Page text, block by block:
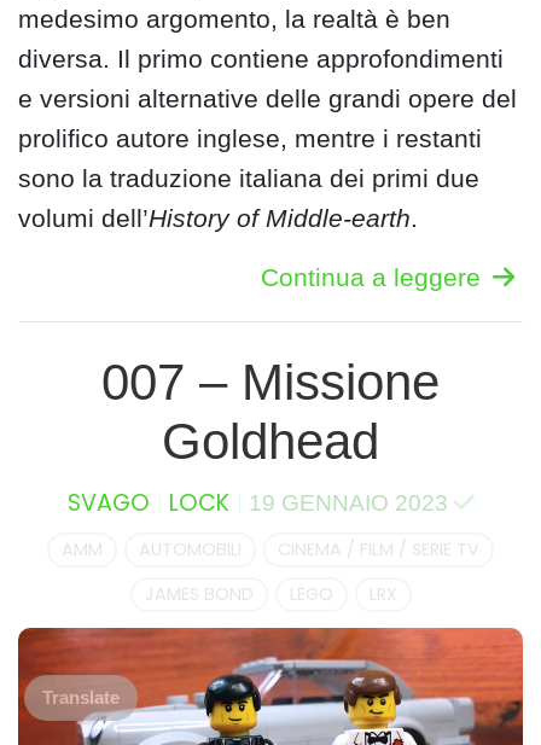
medesimo argomento, la realtà è ben
diversa. Il primo contiene approfondimenti
e versioni alternative delle grandi opere del
prolifico autore inglese, mentre i restanti
sono la traduzione italiana dei primi due
volumi dell’History of Middle-earth.
Continua a leggere
007 – Missione
Goldhead
SVAGO LOCK 19 GENNAIO 2023
AMM AUTOMOBILI
CINEMA / FILM / SERIE TV
JAMES BOND
LEGO LRX
Translate